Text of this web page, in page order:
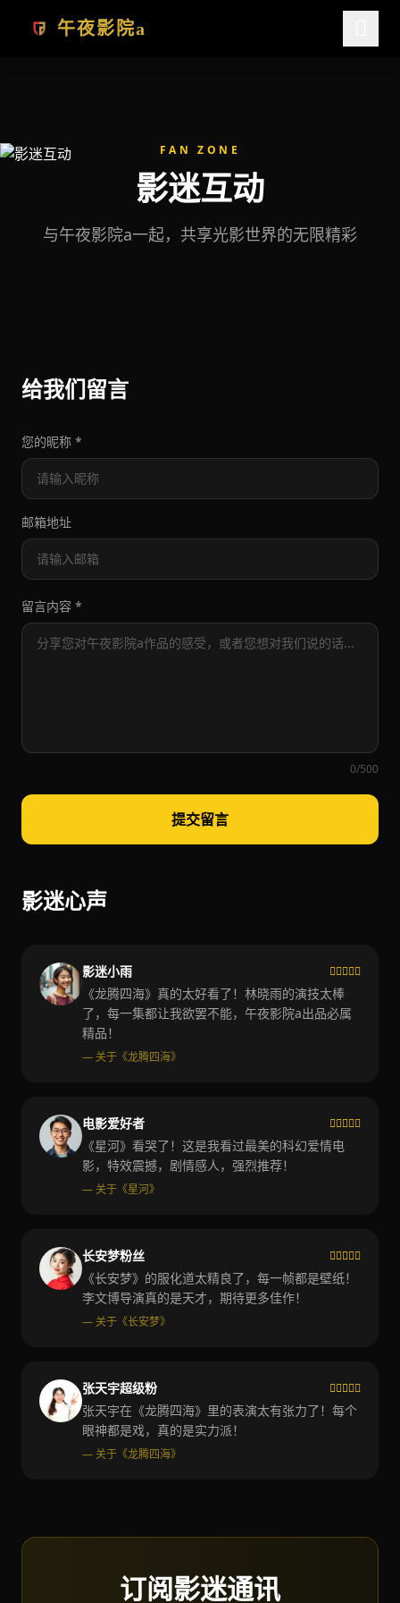
午夜影院a
FAN ZONE
影迷互动
与午夜影院a一起，共享光影世界的无限精彩
给我们留言
您的昵称 *
邮箱地址
留言内容 *
0/500
提交留言
影迷心声
影迷小雨
《龙腾四海》真的太好看了！林晓雨的演技太棒
了，每一集都让我欲罢不能，午夜影院a出品必属
精品！
— 关于《龙腾四海》
电影爱好者
《星河》看哭了！这是我看过最美的科幻爱情电
影，特效震撼，剧情感人，强烈推荐！
— 关于《星河》
长安梦粉丝
《长安梦》的服化道太精良了，每一帧都是壁纸！
李文博导演真的是天才，期待更多佳作！
— 关于《长安梦》
张天宇超级粉
张天宇在《龙腾四海》里的表演太有张力了！每个
眼神都是戏，真的是实力派！
— 关于《龙腾四海》
订阅影迷通讯